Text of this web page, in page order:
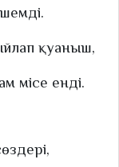
қуаныш,
місе енді.